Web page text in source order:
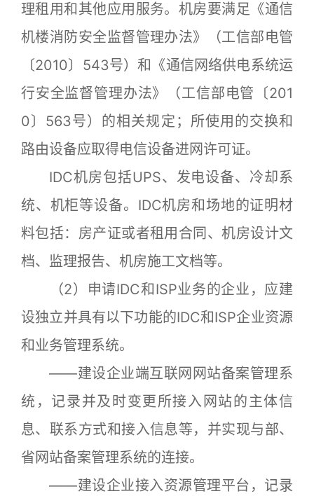
理租用和其他应用服务。机房要满足《通信
机楼消防安全监督管理办法》（工信部电管
〔2010〕543号）和《通信网络供电系统运
行安全监督管理办法》（工信部电管〔201
0〕563号）的相关规定；所使用的交换和
路由设备应取得电信设备进网许可证。
IDC机房包括UPS、发电设备、冷却系
统、机柜等设备。IDC机房和场地的证明材
料包括：房产证或者租用合同、机房设计文
档、监理报告、机房施工文档等。
（2）申请IDC和ISP业务的企业，应建
设独立并具有以下功能的IDC和ISP企业资源
和业务管理系统。
——建设企业端互联网网站备案管理系
统，记录并及时变更所接入网站的主体信
息、联系方式和接入信息等，并实现与部、
省网站备案管理系统的连接。
——建设企业接入资源管理平台，记录